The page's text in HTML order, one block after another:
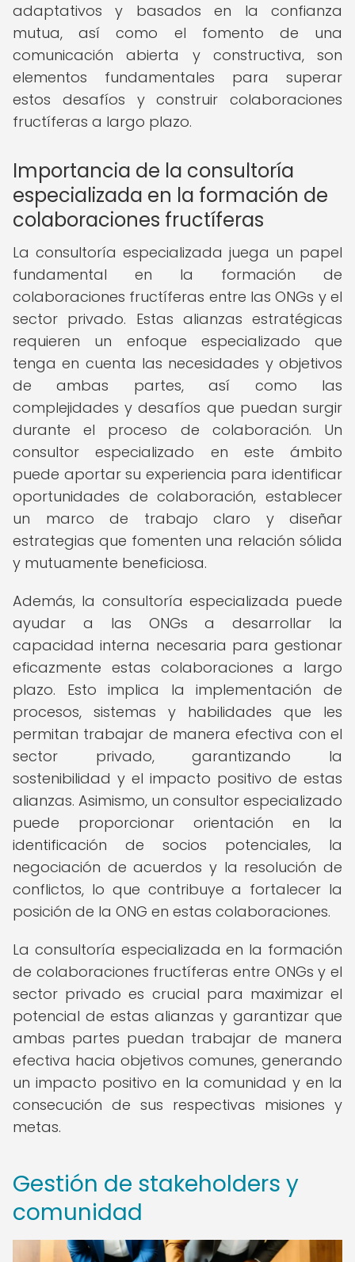
adaptativos y basados en la confianza
mutua, así como el fomento de una
comunicación abierta y constructiva, son
elementos fundamentales para superar
estos desafíos y construir colaboraciones
fructíferas a largo plazo.
Importancia de la consultoría
especializada en la formación de
colaboraciones fructíferas
La consultoría especializada juega un papel
fundamental en la formación de
colaboraciones fructíferas entre las ONGs y el
sector privado. Estas alianzas estratégicas
requieren un enfoque especializado que
tenga en cuenta las necesidades y objetivos
de ambas partes, así como las
complejidades y desafíos que puedan surgir
durante el proceso de colaboración. Un
consultor especializado en este ámbito
puede aportar su experiencia para identificar
oportunidades de colaboración, establecer
un marco de trabajo claro y diseñar
estrategias que fomenten una relación sólida
y mutuamente beneficiosa.
Además, la consultoría especializada puede
ayudar a las ONGs a desarrollar la
capacidad interna necesaria para gestionar
eficazmente estas colaboraciones a largo
plazo. Esto implica la implementación de
procesos, sistemas y habilidades que les
permitan trabajar de manera efectiva con el
sector privado, garantizando la
sostenibilidad y el impacto positivo de estas
alianzas. Asimismo, un consultor especializado
puede proporcionar orientación en la
identificación de socios potenciales, la
negociación de acuerdos y la resolución de
conflictos, lo que contribuye a fortalecer la
posición de la ONG en estas colaboraciones.
La consultoría especializada en la formación
de colaboraciones fructíferas entre ONGs y el
sector privado es crucial para maximizar el
potencial de estas alianzas y garantizar que
ambas partes puedan trabajar de manera
efectiva hacia objetivos comunes, generando
un impacto positivo en la comunidad y en la
consecución de sus respectivas misiones y
metas.
Gestión de stakeholders y
comunidad